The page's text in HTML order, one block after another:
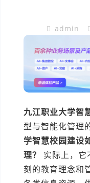
admin
九江职业大学智
型与智能化管理
学智慧校园建设
理？
实际上，
刻的教育理念和